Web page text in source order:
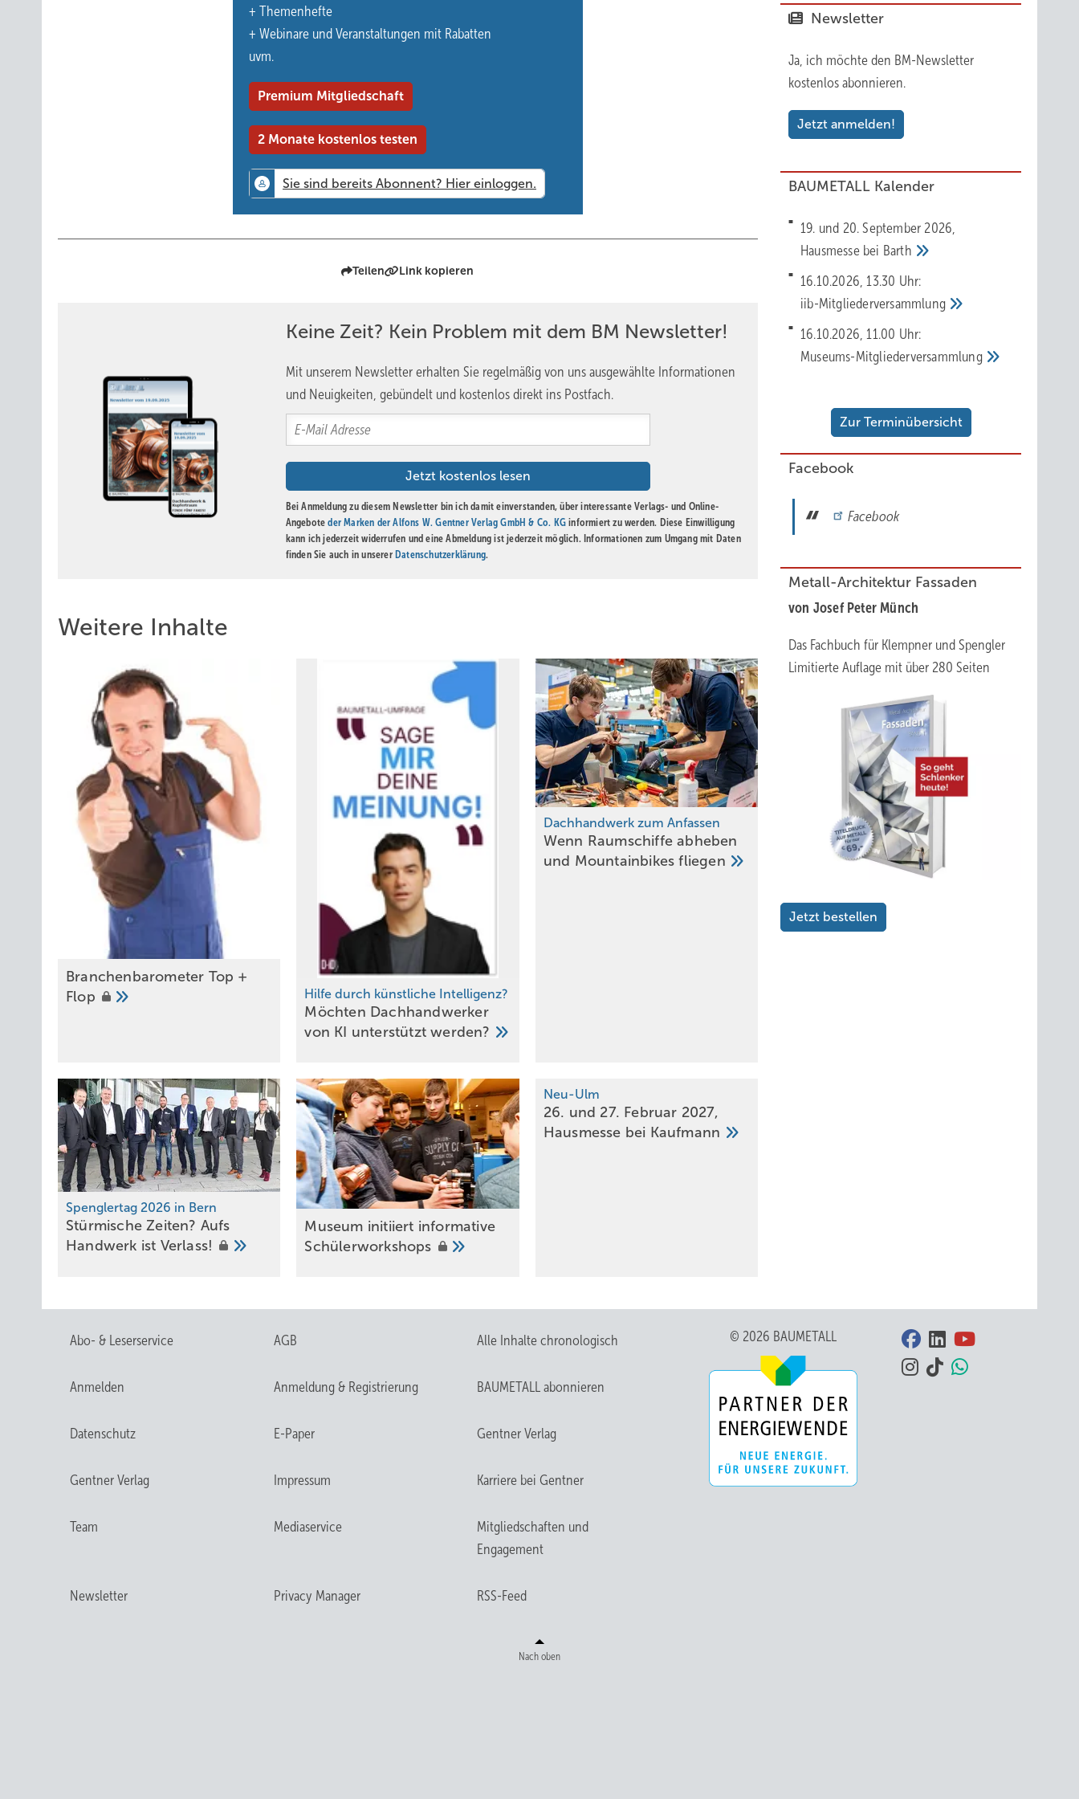
Mit Kreativität und pädagogischem Blick können Alltagsgegenstände zu wertvollen Lernbegleitern werden. In der Psychomotorik
geht es darum, Kindern Raum zu geben, die Welt mit allen Sinnen zu entdecken – manchmal eben auch Zentimeter für Zentimeter.
Von Iris Marie Weißensee (Erzieherin in der Kita Zauberkiste)
Großzügige Zollstockspenden
+ Themenhefte
+ Webinare und Veranstaltungen mit Rabatten
uvm.
Premium Mitgliedschaft
2 Monate kostenlos testen
Teilen Link kopieren
Keine Zeit? Kein Problem mit dem BM Newsletter!
Mit unserem Newsletter erhalten Sie regelmäßig von uns ausgewählte Informationen
und Neuigkeiten, gebündelt und kostenlos direkt ins Postfach.
Bei Anmeldung zu diesem Newsletter bin ich damit einverstanden, über interessante Verlags- und Online-
Angeboteder Marken der Alfons W. Gentner Verlag GmbH & Co. KG informiert zu werden. Diese Einwilligung
kann ich jederzeit widerrufen und eine Abmeldung ist jederzeit möglich. Informationen zum Umgang mit Daten
finden Sie auch in unserer Datenschutzerklärung.
Weitere Inhalte
Branchenbarometer Top +
Flop
Hilfe durch künstliche Intelligenz?
Möchten Dachhandwerker
von KI unterstütztwerden?
Dachhandwerk zum Anfassen
Wenn Raumschiffe abheben
und Mountainbikesfliegen
Spenglertag 2026 in Bern
Stürmische Zeiten? Aufs
Handwerk ist Verlass!
Museum initiiert informative
Schülerworkshops
Neu-Ulm
26. und 27. Februar 2027,
Hausmesse bei Kaufmann
Newsletter
Ja, ich möchte den BM-Newsletter
kostenlos abonnieren.
Jetzt anmelden!
BAUMETALL Kalender
19. und 20. September 2026,
Hausmesse bei Barth
16.10.2026, 13.30 Uhr:
iib-Mitgliederversammlung
16.10.2026, 11.00 Uhr:
Museums-Mitgliederversammlung
Zur Terminübersicht
Facebook
Facebook
Metall-Architektur Fassaden
von Josef Peter Münch
Das Fachbuch für Klempner und Spengler
Limitierte Auflage mit über 280 Seiten
Jetzt bestellen
Abo- & Leserservice AGB Alle Inhalte chronologisch
Anmelden Anmeldung & Registrierung BAUMETALL abonnieren
Datenschutz E-Paper Gentner Verlag
Gentner Verlag Impressum Karriere bei Gentner
Team Mediaservice
Mitgliedschaften und
Engagement
Newsletter Privacy Manager RSS-Feed
© 2026 BAUMETALL
Nach oben